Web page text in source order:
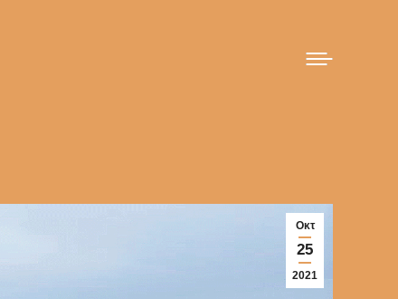
Οκτ
25
2021